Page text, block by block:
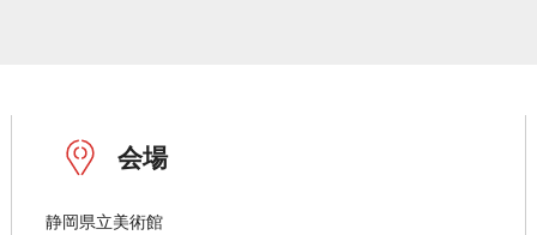
会場
静岡県立美術館